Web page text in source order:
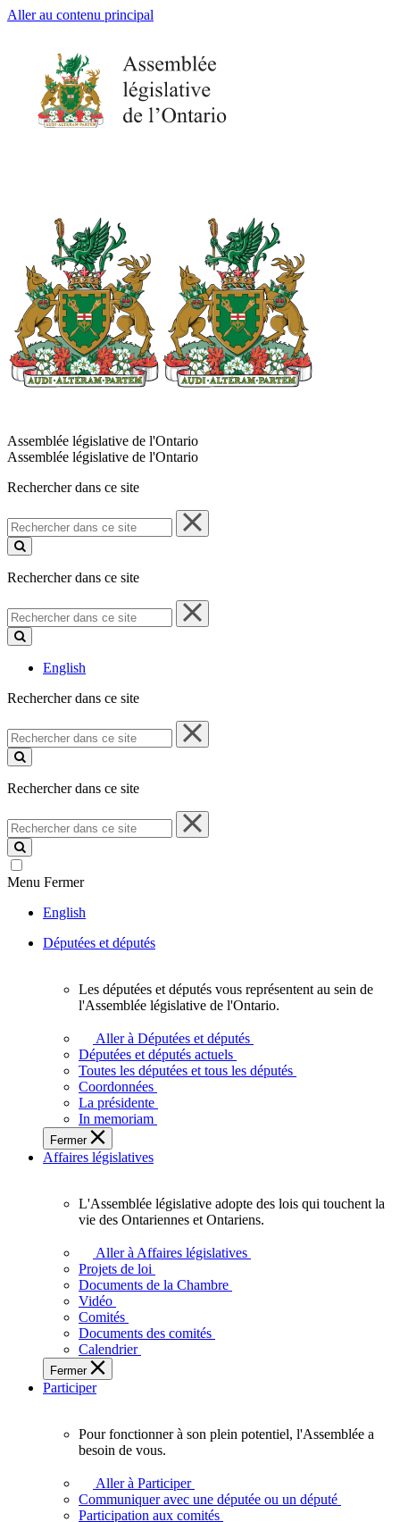
Aller au contenu principal
Assemblée législative de l'Ontario
Assemblée législative de l'Ontario
Rechercher dans ce site
Rechercher
dans
ce
Rechercher dans ce site
Rechercher
dans
ce
English
Rechercher dans ce site
Rechercher
dans
ce
Rechercher dans ce site
Rechercher
dans
ce
site
Menu Fermer
English
Députées et députés
députés
vous
représentent
sein
de
l'Assemblée
législative
l'Ontario.
Les députées et députés vous représentent au sein de
l'Assemblée législative de l'Ontario.
Aller à Députées et députés
Députées et députés actuels
Toutes les députées et tous les députés
Coordonnées
La présidente
In memoriam
Fermer
Affaires législatives
L'Assemblée
adopte
touchent
des
Ontariennes
et
L'Assemblée législative adopte des lois qui touchent la
vie des Ontariennes et Ontariens.
Aller à Affaires législatives
Projets de loi
Documents de la Chambre
Vidéo
Comités
Documents des comités
Calendrier
Fermer
Participer
plein
Pour fonctionner à son plein potentiel, l'Assemblée a
besoin de vous.
Aller à Participer
Communiquer avec une députée ou un député
Participation aux comités